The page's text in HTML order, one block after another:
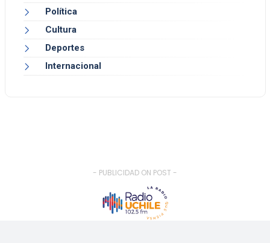
Política
Cultura
Deportes
Internacional
- PUBLICIDAD ON POST -